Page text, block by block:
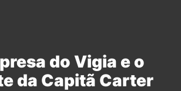
do Vigia e o
da Capitã Carter